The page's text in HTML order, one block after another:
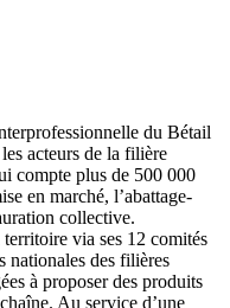
du Bétail
acteurs de la filière
compte plus de 500 000
en marché, l’abattage-
collective.
via ses 12 comités
nationales des filières
à proposer des produits
Au service d’une